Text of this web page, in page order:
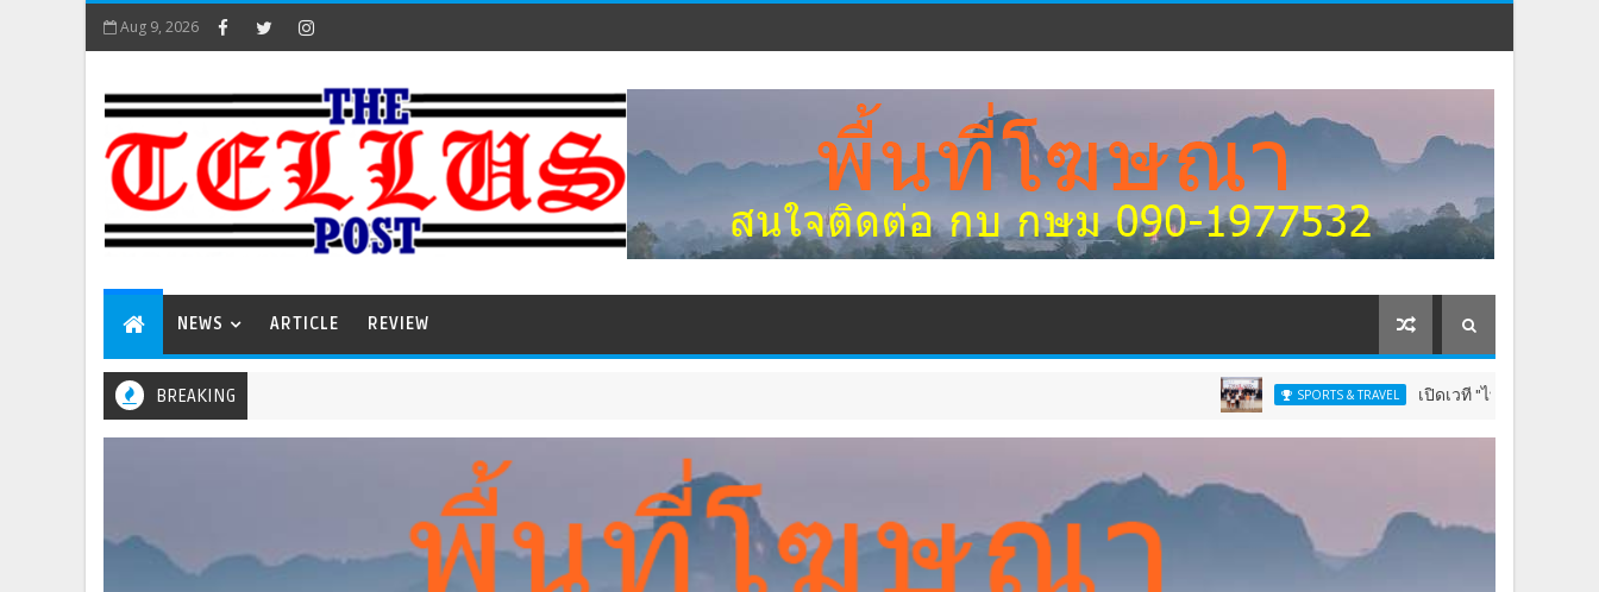
Aug 9, 2026
NEWS ARTICLE REVIEW
BREAKING SPORTS & TRAVEL เปิดเวที "ไทยแลนด์ จูเนียร์ แชมเปี้ยนชิพ